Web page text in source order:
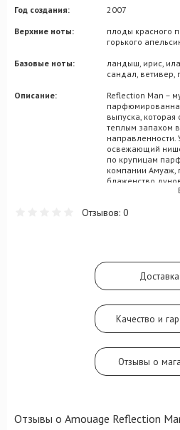
Год создания:
2007
Верхние ноты:
плоды красного
горького
Базовые ноты:
ландыш, ирис,
сандал, ветивер,
Описание:
Reflection Man –
выпуска, которая
теплым запахом
направленности.
освежающий
по крупицам
компании Амуаж,
блаженство
характерными
молодого
продолжено
нероли, иланг-
приятным
Man выступили
и пачули.
Отзывов: 0
Доставка
Качество и
Отзывы о
Отзывы о Amouage Reflection